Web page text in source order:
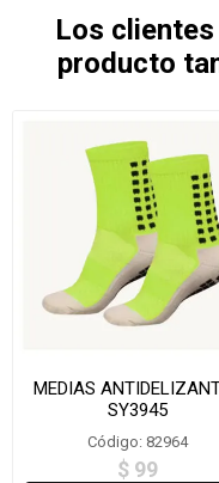
Los
producto
MEDIAS
SY3945
Código: 82964
$ 99